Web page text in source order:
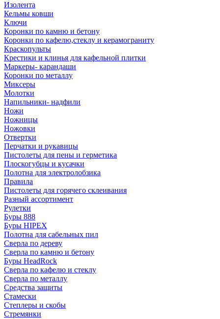
Изолента
Кельмы ковши
Ключи
Коронки по камню и бетону
Коронки по кафелю,стеклу и керамограниту
Краскопульты
Крестики и клинья для кафельной плитки
Маркеры- карандаши
Коронки по металлу
Миксеры
Молотки
Напильники- надфили
Ножи
Ножницы
Ножовки
Отвертки
Перчатки и рукавицы
Пистолеты для пены и герметика
Плоскогубцы и кусачки
Полотна для электролобзика
Правила
Пистолеты для горячего склеивания
Разный ассортимент
Рулетки
Буры 888
Буры HIPEX
Полотна для сабельных пил
Сверла по дереву
Сверла по камню и бетону
Буры HeadRock
Сверла по кафелю и стеклу
Сверла по металлу
Средства защиты
Стамески
Степлеры и скобы
Стремянки